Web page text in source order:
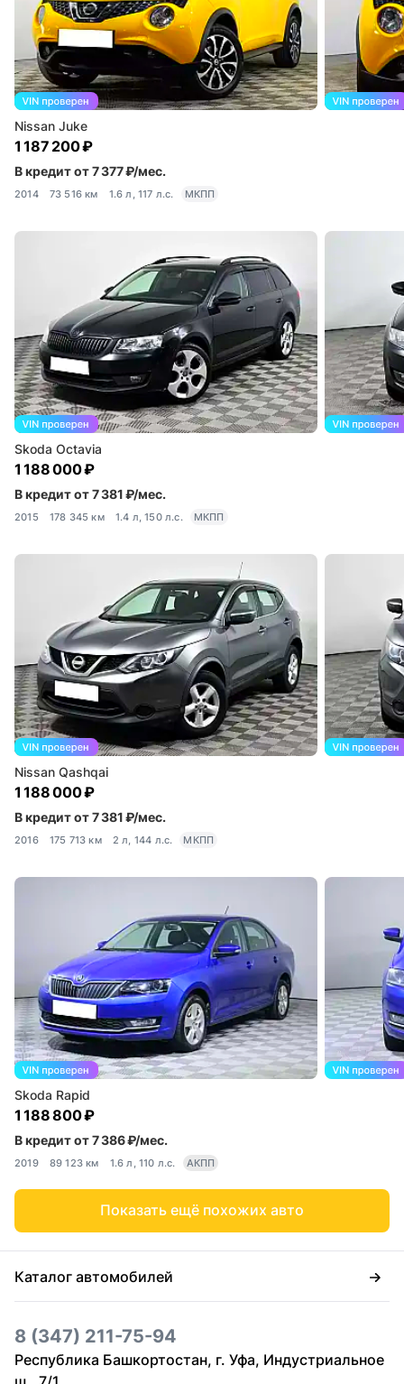
Nissan Juke
1 187 200 ₽
В кредит от 7 377 ₽/мес.
2014 73 516 км 1.6 л, 117 л.с. МКПП
Skoda Octavia
1 188 000 ₽
В кредит от 7 381 ₽/мес.
2015 178 345 км 1.4 л, 150 л.с. МКПП
Nissan Qashqai
1 188 000 ₽
В кредит от 7 381 ₽/мес.
2016 175 713 км 2 л, 144 л.с. МКПП
Skoda Rapid
1 188 800 ₽
В кредит от 7 386 ₽/мес.
2019 89 123 км 1.6 л, 110 л.с. АКПП
Показать ещё похожих авто
Каталог автомобилей
8 (347) 211-75-94
Республика Башкортостан, г. Уфа, Индустриальное